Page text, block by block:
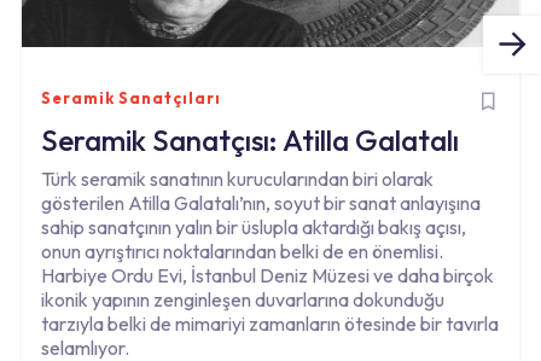
Seramik Sanatçıları
Seramik Sanatçısı: Atilla Galatalı
Türk seramik sanatının kurucularından biri olarak
gösterilen Atilla Galatalı’nın, soyut bir sanat anlayışına
sahip sanatçının yalın bir üslupla aktardığı bakış açısı,
onun ayrıştırıcı noktalarından belki de en önemlisi.
Harbiye Ordu Evi, İstanbul Deniz Müzesi ve daha birçok
ikonik yapının zenginleşen duvarlarına dokunduğu
tarzıyla belki de mimariyi zamanların ötesinde bir tavırla
selamlıyor.